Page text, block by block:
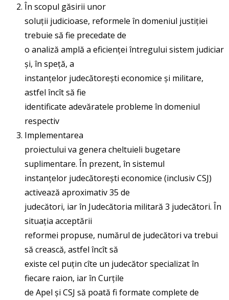
În scopul găsirii unor
soluții judicioase, reformele în domeniul justiției
trebuie să fie precedate de
o analiză amplă a eficienței întregului sistem judiciar
și, în speță, a
instanțelor judecătorești economice și militare,
astfel încît să fie
identificate adevăratele probleme în domeniul
respectiv
Implementarea
proiectului va genera cheltuieli bugetare
suplimentare. În prezent, în sistemul
instanțelor judecătorești economice (inclusiv CSJ)
activează aproximativ 35 de
judecători, iar în Judecătoria militară 3 judecători. În
situația acceptării
reformei propuse, numărul de judecători va trebui
să crească, astfel încît să
existe cel puțin cîte un judecător specializat în
fiecare raion, iar în Curțile
de Apel și CSJ să poată fi formate complete de